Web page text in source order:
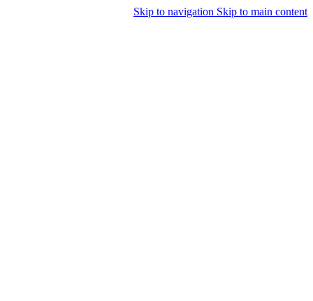
Skip to navigation Skip to main content